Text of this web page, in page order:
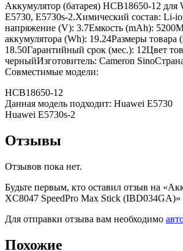
Аккумулятор (батарея) HCB18650-12 для
E5730, E5730s-2.Химический состав: Li-
напряжение (V): 3.7Емкость (mAh):
аккумулятора (Wh): 19.24Размеры
18.50Гарантийный срок (мес.): 12Цвет
черныйИзготовитель: Cameron
Совместимые модели:
HCB18650-12
Данная модель подходит: Huawei E5730
Huawei E5730s-2
Отзывы
Отзывов пока нет.
Будьте первым, кто оставил отзыв на
XC8047 SpeedPro Max Stick (IBD034GA)»
Для отправки отзыва вам необходимо
Похожие